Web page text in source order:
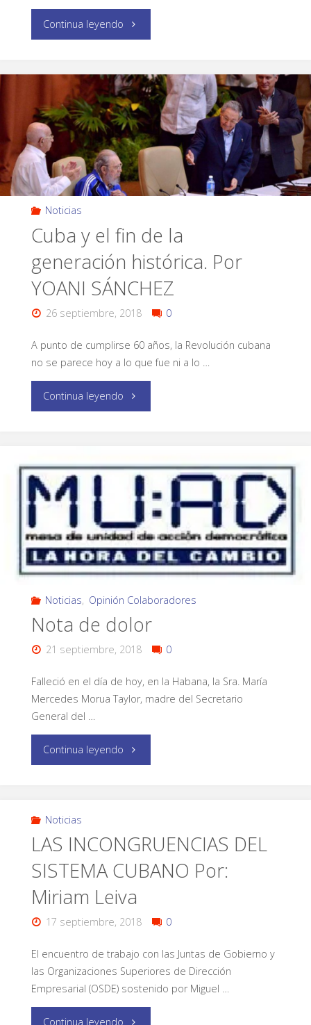
Continua leyendo
Noticias
Cuba y el fin de la
generación histórica. Por
YOANI SÁNCHEZ
26 septiembre, 2018 0
A punto de cumplirse 60 años, la Revolución cubana
no se parece hoy a lo que fue ni a lo …
Continua leyendo
Noticias, Opinión Colaboradores
Nota de dolor
21 septiembre, 2018 0
Falleció en el día de hoy, en la Habana, la Sra. María
Mercedes Morua Taylor, madre del Secretario
General del …
Continua leyendo
Noticias
LAS INCONGRUENCIAS DEL
SISTEMA CUBANO Por:
Miriam Leiva
17 septiembre, 2018 0
El encuentro de trabajo con las Juntas de Gobierno y
las Organizaciones Superiores de Dirección
Empresarial (OSDE) sostenido por Miguel …
Continua leyendo